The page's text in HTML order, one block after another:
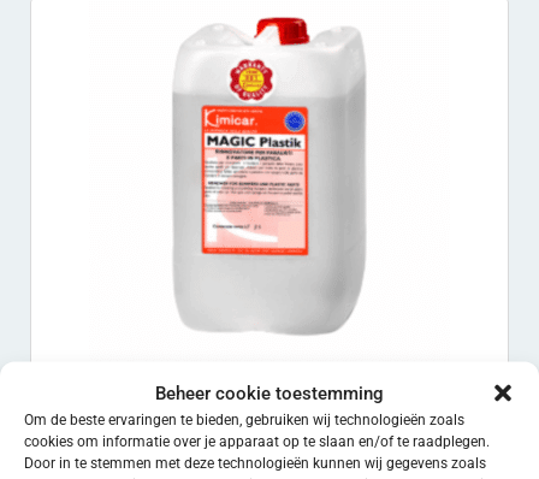
Beheer cookie toestemming
Om de beste ervaringen te bieden, gebruiken wij technologieën zoals
cookies om informatie over je apparaat op te slaan en/of te raadplegen.
Door in te stemmen met deze technologieën kunnen wij gegevens zoals
€86.25 EXCL. BTW